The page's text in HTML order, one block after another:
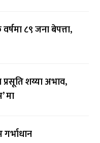
८९ जना बेपत्ता,
शय्या अभाव,
मा